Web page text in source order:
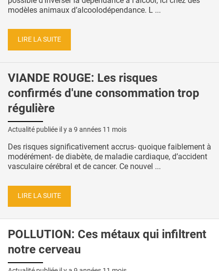
modèles animaux d’alcoolodépendance. L ...
LIRE LA SUITE
VIANDE ROUGE: Les risques
confirmés d'une consommation trop
régulière
Actualité publiée il y a 9 années 11 mois
Des risques significativement accrus- quoique faiblement à
modérément- de diabète, de maladie cardiaque, d’accident
vasculaire cérébral et de cancer. Ce nouvel ...
LIRE LA SUITE
POLLUTION: Ces métaux qui infiltrent
notre cerveau